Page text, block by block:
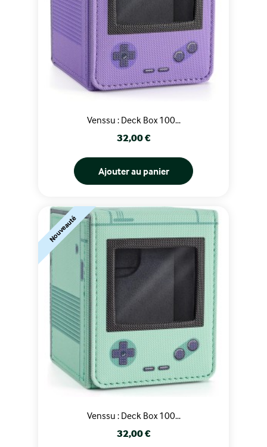
Venssu : Deck Box 100...
Prix
32,00 €
Ajouter au panier
Venssu : Deck Box 100...
Prix
32,00 €
Nouveauté